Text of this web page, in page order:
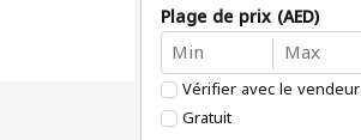
Plage de prix (AED)
Vérifier avec le vendeur
Gratuit